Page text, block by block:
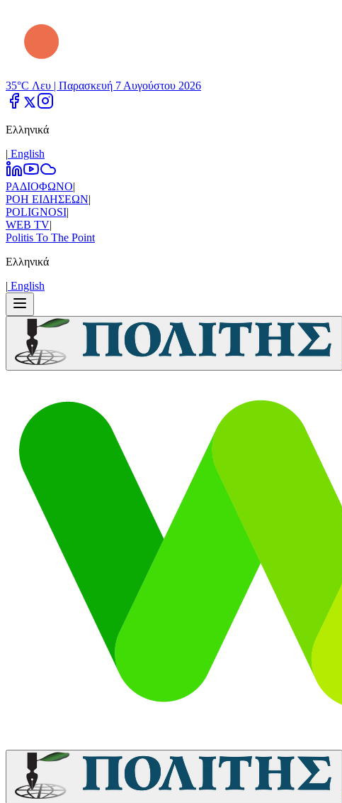
35°C Λευ | Παρασκευή 7 Αυγούστου 2026
Ελληνικά
| Εnglish
ΡΑΔΙΟΦΩΝΟ|
ΡΟΗ ΕΙΔΗΣΕΩΝ|
POLIGNOSI|
WEB TV|
Politis To The Point
Ελληνικά
| Εnglish